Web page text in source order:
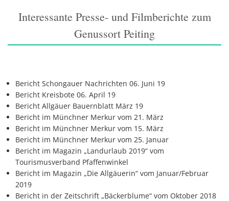
Interessante Presse- und Filmberichte zum
Genussort Peiting
Bericht Schongauer Nachrichten 06. Juni 19
Bericht Kreisbote 06. April 19
Bericht Allgäuer Bauernblatt März 19
Bericht im Münchner Merkur vom 21. März
Bericht im Münchner Merkur vom 15. März
Bericht im Münchner Merkur vom 25. Januar
Bericht im Magazin „Landurlaub 2019“ vom
Tourismusverband Pfaffenwinkel
Bericht im Magazin „Die Allgäuerin“ vom Januar/Februar
2019
Bericht in der Zeitschrift „Bäckerblume“ vom Oktober 2018